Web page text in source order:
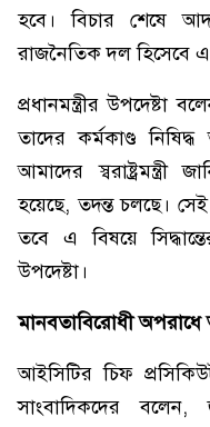
হবে। বিচার শেষে
রাজনৈতিক দল হিসেবে
প্রধানমন্ত্রীর উপদেষ্টা
তাদের কর্মকাণ্ড
আমাদের
হয়েছে, তদন্ত চলছে।
তবে এ বিষয়ে
উপদেষ্টা।
মানবতাবিরোধী অপরাধে
আইসিটির চিফ
সাংবাদিকদের বলেন,